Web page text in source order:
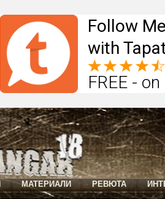
Follow
with
FREE -
МАТЕРИАЛИ РЕВЮТА